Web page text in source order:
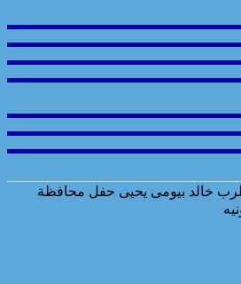
خالد بيومى يحيى حفل محافظة